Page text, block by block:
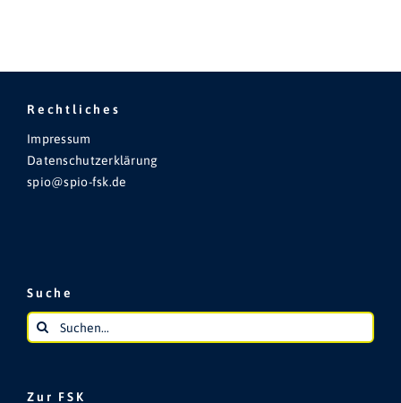
Rechtliches
Impressum
Datenschutzerklärung
spio@spio-fsk.de
Suche
Suche
nach:
Zur FSK